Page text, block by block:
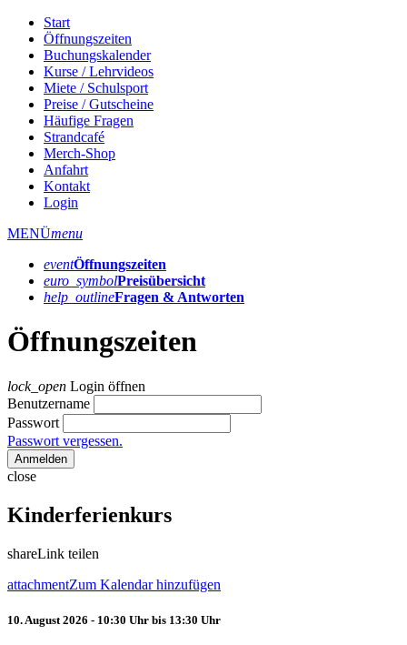
Start
Öffnungszeiten
Buchungskalender
Kurse / Lehrvideos
Miete / Schulsport
Preise / Gutscheine
Häufige Fragen
Strandcafé
Merch-Shop
Anfahrt
Kontakt
Login
MENÜmenu
eventÖffnungs­zeiten
euro_symbolPreis­übersicht
help_outlineFragen & Antworten
Öffnungszeiten
lock_open Login öffnen
Benutzername
Passwort
Passwort vergessen.
Anmelden
close
Kinderferienkurs
shareLink teilen
attachmentZum Kalendar hinzufügen
10. August 2026 - 10:30 Uhr bis 13:30 Uhr